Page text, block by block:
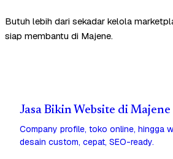
Butuh lebih dari sekadar kelola
siap membantu di Majene.
Jasa Bikin Website di Majene
Company profile, toko online, hingga
desain custom, cepat, SEO-ready.